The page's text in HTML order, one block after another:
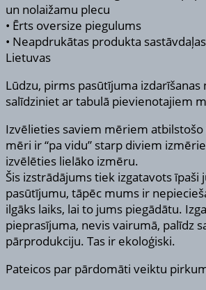
un nolaižamu plecu
• Ērts oversize piegulums
• Neapdrukātas produkta
Lietuvas
Lūdzu, pirms pasūtījuma
salīdziniet ar tabulā pievienotajiem
Izvēlieties saviem mēriem atbilstošo
mēri ir “pa vidu” starp diviem
izvēlēties lielāko izmēru.
Šis izstrādājums tiek izgatavots īpaši
pasūtījumu, tāpēc mums ir
ilgāks laiks, lai to jums piegādātu.
pieprasījuma, nevis vairumā, palīdz
pārprodukciju. Tas ir ekoloģiski.
Pateicos par pārdomāti veiktu